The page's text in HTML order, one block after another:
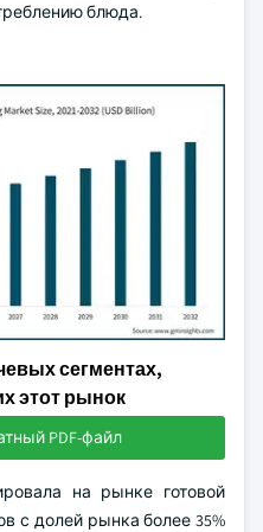
блюда.
сегментах,
этот рынок
PDF-файл
на рынке готовой
с долей рынка более 35%